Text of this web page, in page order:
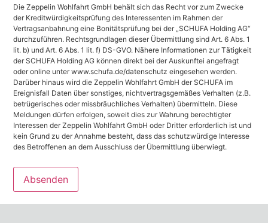
Die Zeppelin Wohlfahrt GmbH behält sich das Recht vor zum Zwecke
der Kreditwürdigkeitsprüfung des Interessenten im Rahmen der
Vertragsanbahnung eine Bonitätsprüfung bei der „SCHUFA Holding AG“
durchzuführen. Rechtsgrundlagen dieser Übermittlung sind Art. 6 Abs. 1
lit. b) und Art. 6 Abs. 1 lit. f) DS-GVO. Nähere Informationen zur Tätigkeit
der SCHUFA Holding AG können direkt bei der Auskunftei angefragt
oder online unter www.schufa.de/datenschutz eingesehen werden.
Darüber hinaus wird die Zeppelin Wohlfahrt GmbH der SCHUFA im
Ereignisfall Daten über sonstiges, nichtvertragsgemäßes Verhalten (z.B.
betrügerisches oder missbräuchliches Verhalten) übermitteln. Diese
Meldungen dürfen erfolgen, soweit dies zur Wahrung berechtigter
Interessen der Zeppelin Wohlfahrt GmbH oder Dritter erforderlich ist und
kein Grund zu der Annahme besteht, dass das schutzwürdige Interesse
des Betroffenen an dem Ausschluss der Übermittlung überwiegt.